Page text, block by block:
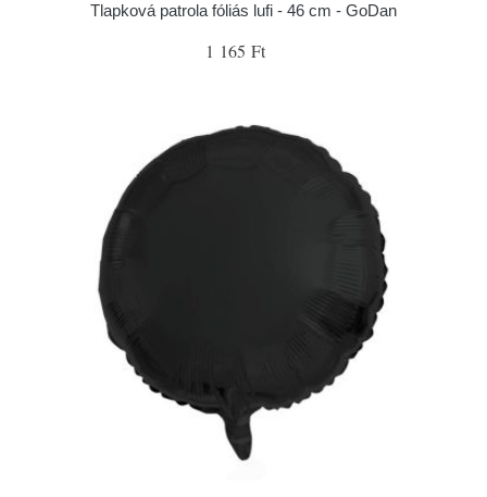
Tlapková patrola fóliás lufi - 46 cm - GoDan
1 165 Ft